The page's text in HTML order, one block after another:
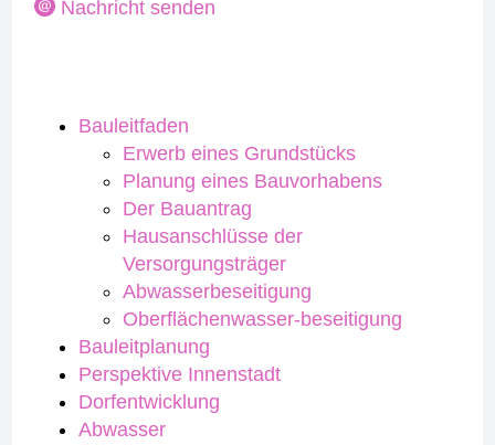
Bauleitfaden
Erwerb eines Grundstücks
Planung eines Bauvorhabens
Der Bauantrag
Hausanschlüsse der
Versorgungsträger
Abwasserbeseitigung
Oberflächenwasser-beseitigung
Bauleitplanung
Perspektive Innenstadt
Dorfentwicklung
Abwasser
Nachricht senden